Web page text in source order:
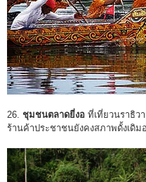
26. ชุมชนตลาดยี่งอ ที่เที่ยวนราธิว
ร้านค้าประชาชนยังคงสภาพดั้งเดิ